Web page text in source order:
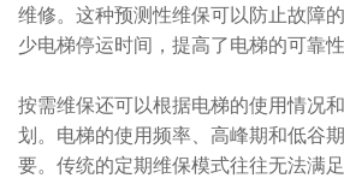
维修。这种预测性维保可以防止故障
少电梯停运时间，提高了电梯的可靠性
按需维保还可以根据电梯的使用情况
划。电梯的使用频率、高峰期和低谷
要。传统的定期维保模式往往无法满